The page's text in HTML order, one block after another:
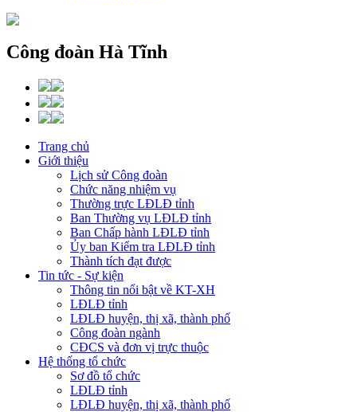
Công đoàn Hà Tĩnh
Trang chủ
Giới thiệu
Lịch sử Công đoàn
Chức năng nhiệm vụ
Thường trực LĐLĐ tỉnh
Ban Thường vụ LĐLĐ tỉnh
Ban Chấp hành LĐLĐ tỉnh
Ủy ban Kiểm tra LĐLĐ tỉnh
Thành tích đạt được
Tin tức - Sự kiện
Thông tin nổi bật về KT-XH
LĐLĐ tỉnh
LĐLĐ huyện, thị xã, thành phố
Công đoàn ngành
CĐCS và đơn vị trực thuộc
Hệ thống tổ chức
Sơ đồ tổ chức
LĐLĐ tỉnh
LĐLĐ huyện, thị xã, thành phố